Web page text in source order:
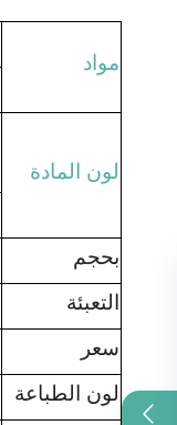
مواد
لون المادة
بحجم
التعبئة
سعر
لون الطباعة